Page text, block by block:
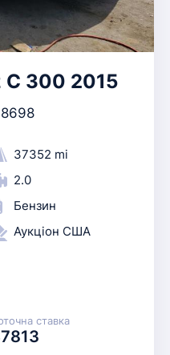
C 300 2015
37352 mi
2.0
Бензин
Аукціон США
ставка